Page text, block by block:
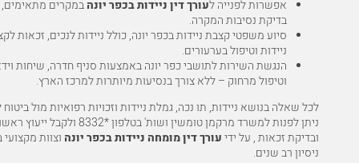
אפשרות לפנייה לעורך דין ניידות בכפר יונהבמקרים
בדיקת נסיבות המקרה.
סיוע משפטי קצבת ניידות בכפר יונה, כולל ניידות לנכים, זכאות
ניידות וטיפול בערעורים.
הנגשת השירות לתושבי כפר יונה באמצעות סניף חדרה, שיחות
וטיפול מרחוק – ללא צורך בנסיעות מיותרות למרכז הארץ.
לכל שאלה בנושא ניידות, תו נכה, גמלת ניידות וזכויות רפואיות מול ביטוח
ניתן לפנות למשרד מרקמן טומשין ושות' בטלפון*8332
ולקבל ייעוץ
ובדיקת זכאות , על ידיעורך דין מומחה ניידות בכפר יונה וצוות
ניסיון רב שנים.